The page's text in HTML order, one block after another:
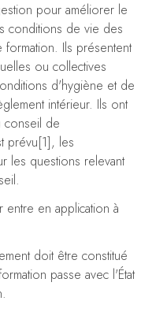
pour améliorer le
conditions de vie des
formation. Ils présentent
ou collectives
d'hygiène et de
intérieur. Ils ont
conseil de
prévu[1], les
les questions relevant
entre en application à
doit être constitué
passe avec l'État